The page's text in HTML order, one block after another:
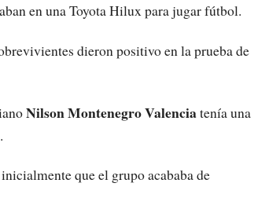
en una Toyota Hilux para jugar fútbol.
dieron positivo en la prueba de
Nilson Montenegro Valenciatenía una
que el grupo acababa de